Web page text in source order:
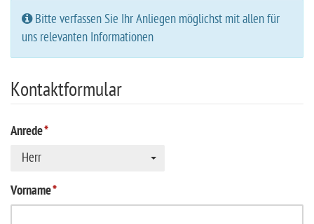
Bitte verfassen Sie Ihr Anliegen möglichst mit allen für
uns relevanten Informationen
Kontaktformular
Anrede*
Herr
Vorname*